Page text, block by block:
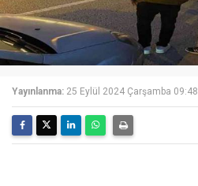
Yayınlanma: 25 Eylül 2024 Çarşamba 09:48